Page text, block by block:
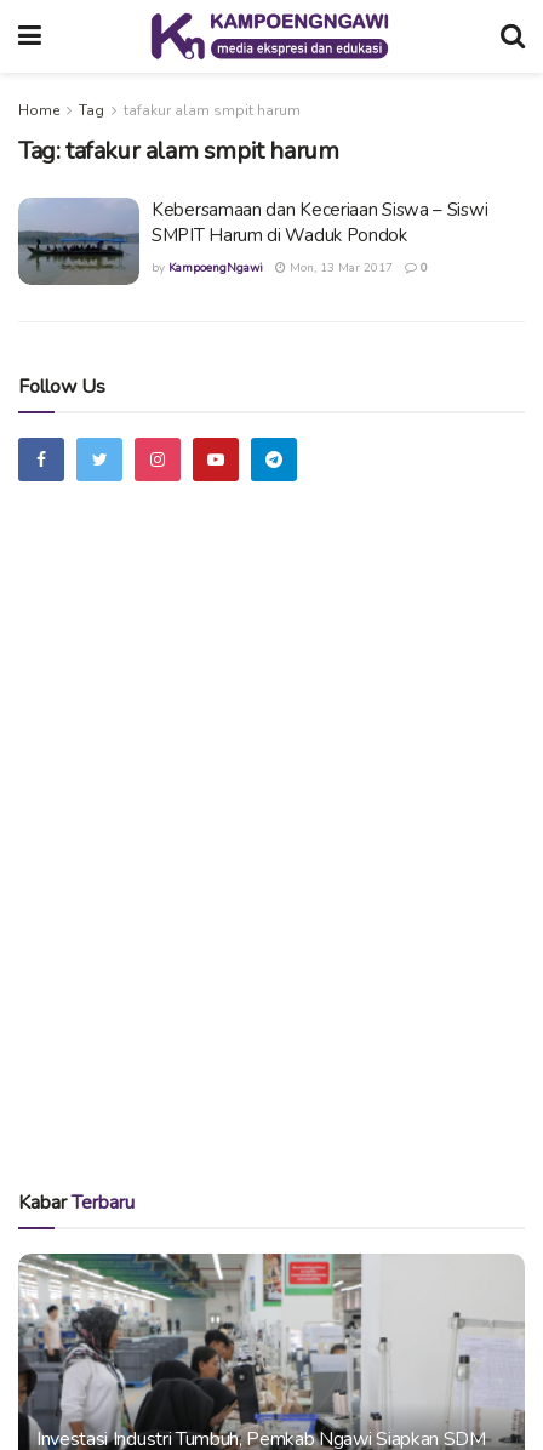
Home Tag tafakur alam smpit harum
Tag:tafakur alam smpit harum
Kebersamaan dan Keceriaan Siswa – Siswi
SMPIT Harum di Waduk Pondok
by KampoengNgawi Mon, 13 Mar 2017 0
Follow Us
KabarTerbaru
Investasi Industri Tumbuh, Pemkab Ngawi Siapkan SDM